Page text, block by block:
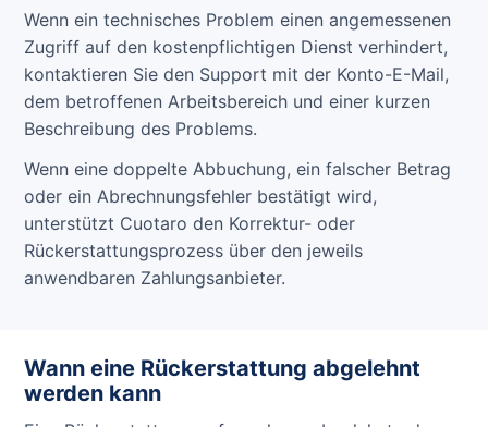
Wenn ein technisches Problem einen angemessenen
Zugriff auf den kostenpflichtigen Dienst verhindert,
kontaktieren Sie den Support mit der Konto-E-Mail,
dem betroffenen Arbeitsbereich und einer kurzen
Beschreibung des Problems.
Wenn eine doppelte Abbuchung, ein falscher Betrag
oder ein Abrechnungsfehler bestätigt wird,
unterstützt Cuotaro den Korrektur- oder
Rückerstattungsprozess über den jeweils
anwendbaren Zahlungsanbieter.
Wann eine Rückerstattung abgelehnt
werden kann